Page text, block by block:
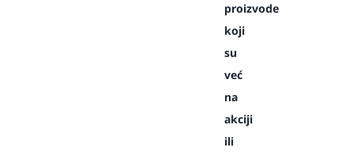
proizvode
koji
su
već
na
akciji
ili